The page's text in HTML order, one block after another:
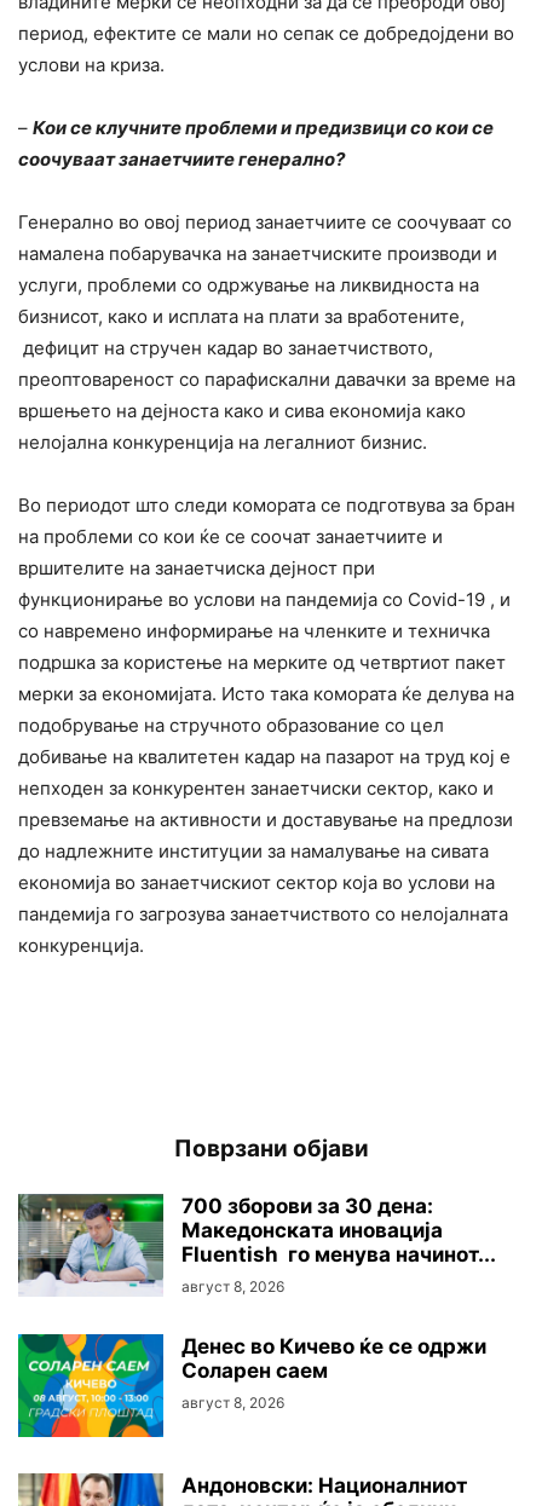
период, ефектите се мали но сепак се добредојдени во
услови на криза.
– Кои се клучните проблеми и предизвици со кои се
соочуваат занаетчиите генерално?
Генерално во овој период занаетчиите се соочуваат со
намалена побарувачка на занаетчиските производи и
услуги, проблеми со одржување на ликвидноста на
бизнисот, како и исплата на плати за вработените,
дефицит на стручен кадар во занаетчиството,
преоптовареност со парафискални давачки за време на
вршењето на дејноста како и сива економија како
нелојална конкуренција на легалниот бизнис.
Во периодот што следи комората се подготвува за бран
на проблеми со кои ќе се соочат занаетчиите и
вршителите на занаетчиска дејност при
функционирање во услови на пандемија со Covid-19 , и
со навремено информирање на членките и техничка
подршка за користење на мерките од четвртиот пакет
мерки за економијата. Исто така комората ќе делува на
подобрување на стручното образование со цел
добивање на квалитетен кадар на пазарот на труд кој е
непходен за конкурентен занаетчиски сектор, како и
превземање на активности и доставување на предлози
до надлежните институции за намалување на сивата
економија во занаетчискиот сектор која во услови на
пандемија го загрозува занаетчиството со нелојалната
конкуренција.
Поврзани објави
700 зборови за 30 дена:
Македонската иновација
Fluentish го менува начинот...
август 8, 2026
Денес во Кичево ќе се одржи
Соларен саем
август 8, 2026
Андоновски: Националниот